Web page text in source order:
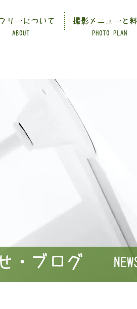
ABOUT PHOTO PLAN
リーについて 撮影メニューと
・ブログ